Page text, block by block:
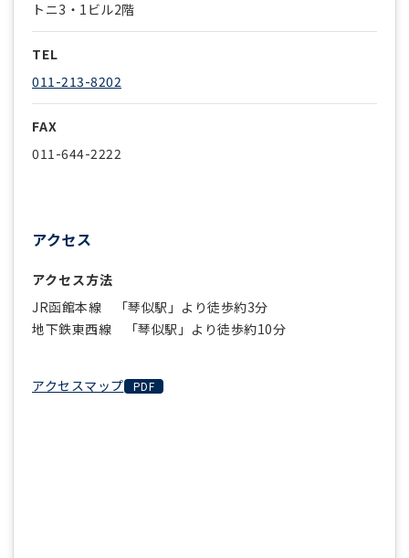
トニ3・1ビル2階
TEL
011-213-8202
FAX
011-644-2222
アクセス
アクセス方法
JR函館本線 「琴似駅」より徒歩約3分
地下鉄東西線 「琴似駅」より徒歩約10分
アクセスマップ